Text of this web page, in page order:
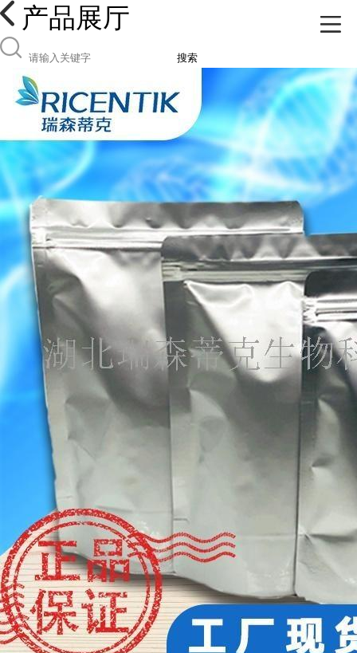
产品展厅
搜索